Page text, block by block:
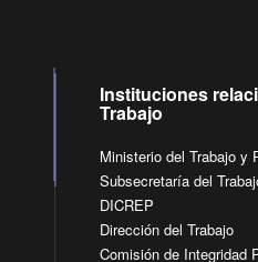
Instituciones
Trabajo
Ministerio del Trabajo y
Subsecretaría del
DICREP
Dirección del Trabajo
Comisión de Integridad